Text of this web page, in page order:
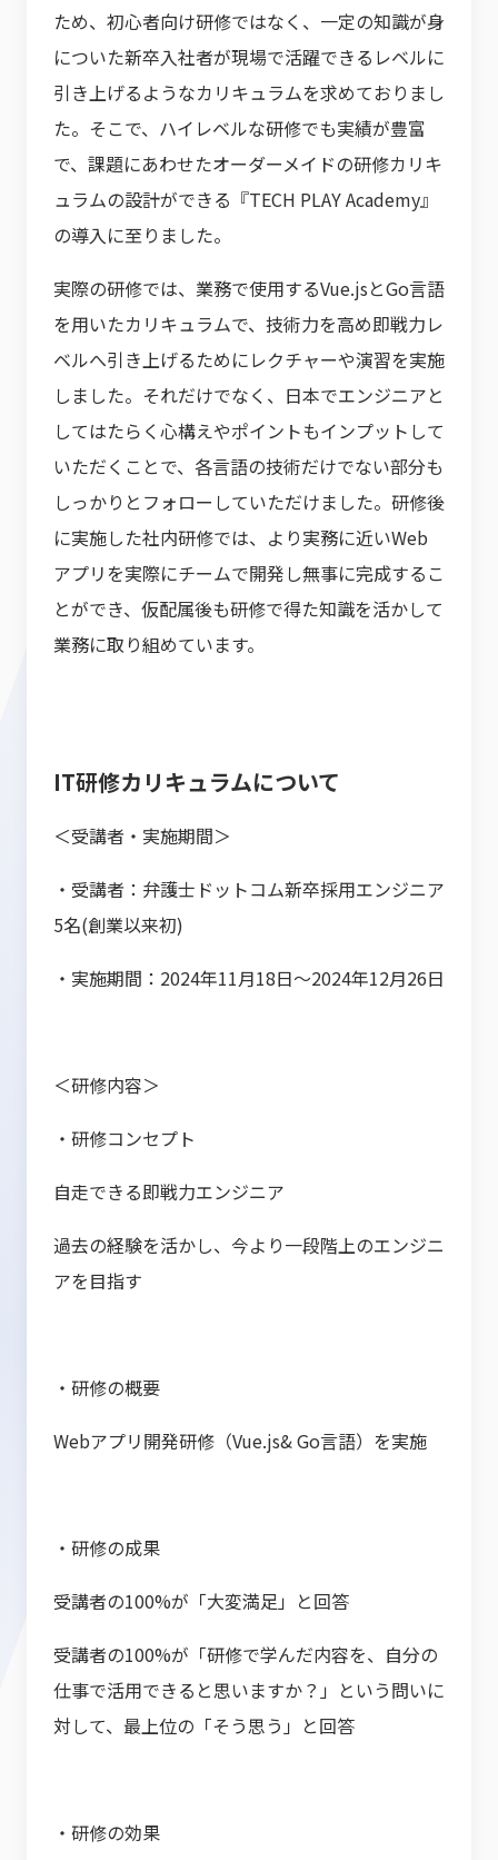
ため、初心者向け研修ではなく、一定の知識が身
についた新卒入社者が現場で活躍できるレベルに
引き上げるようなカリキュラムを求めておりまし
た。そこで、ハイレベルな研修でも実績が豊富
で、課題にあわせたオーダーメイドの研修カリキ
ュラムの設計ができる『TECH PLAY Academy』
の導入に至りました。
実際の研修では、業務で使用するVue.jsとGo言語
を用いたカリキュラムで、技術力を高め即戦力レ
ベルへ引き上げるためにレクチャーや演習を実施
しました。それだけでなく、日本でエンジニアと
してはたらく心構えやポイントもインプットして
いただくことで、各言語の技術だけでない部分も
しっかりとフォローしていただけました。研修後
に実施した社内研修では、より実務に近いWeb
アプリを実際にチームで開発し無事に完成するこ
とができ、仮配属後も研修で得た知識を活かして
業務に取り組めています。
IT研修カリキュラムについて
＜受講者・実施期間＞
・受講者：弁護士ドットコム新卒採用エンジニア
5名(創業以来初)
・実施期間：2024年11月18日〜2024年12月26日
＜研修内容＞
・研修コンセプト
自走できる即戦力エンジニア
過去の経験を活かし、今より一段階上のエンジニ
アを目指す
・研修の概要
Webアプリ開発研修（Vue.js& Go言語）を実施
・研修の成果
受講者の100%が「大変満足」と回答
受講者の100%が「研修で学んだ内容を、自分の
仕事で活用できると思いますか？」という問いに
対して、最上位の「そう思う」と回答
・研修の効果